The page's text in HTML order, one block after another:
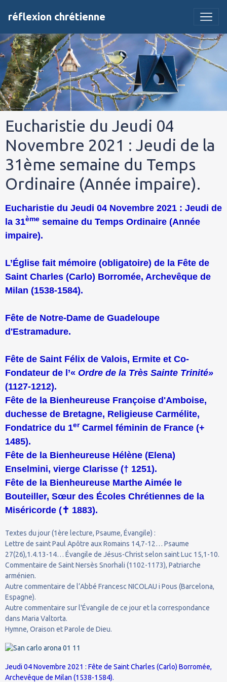
réflexion chrétienne
Eucharistie du Jeudi 04
Novembre 2021 : Jeudi de la
31ème semaine du Temps
Ordinaire (Année impaire).
Eucharistie du Jeudi 04 Novembre 2021 : Jeudi de
la 31ème semaine du Temps Ordinaire (Année
impaire).
L’Église fait mémoire (obligatoire) de la Fête de
Saint Charles (Carlo) Borromée, Archevêque de
Milan (1538-1584).
Fête de Notre-Dame de Guadeloupe
d'Estramadure.
Fête de Saint Félix de Valois, Ermite et Co-
Fondateur de l’« Ordre de la Très Sainte Trinité»
(1127-1212).
Fête de la Bienheureuse Françoise d'Amboise,
duchesse de Bretagne, Religieuse Carmélite,
Fondatrice du 1erCarmel féminin de France (+
1485).
Fête de la Bienheureuse Hélène (Elena)
Enselmini, vierge Clarisse († 1251).
Fête de la Bienheureuse Marthe Aimée le
Bouteiller, Sœur des Écoles Chrétiennes de la
Miséricorde (✝ 1883).
Textes du jour (1ère lecture, Psaume, Évangile) :
Lettre de saint Paul Apôtre aux Romains 14,7-12… Psaume
27(26),1.4.13-14… Évangile de Jésus-Christ selon saint Luc 15,1-10.
Commentaire de Saint Nersès Snorhali (1102-1173), Patriarche
arménien.
Autre commentaire de l’Abbé Francesc NICOLAU i Pous (Barcelona,
Espagne).
Autre commentaire sur l'Évangile de ce jour et la correspondance
dans Maria Valtorta.
Hymne, Oraison et Parole de Dieu.
Jeudi 04 Novembre 2021 : Fête de Saint Charles (Carlo) Borromée,
Archevêque de Milan (1538-1584).